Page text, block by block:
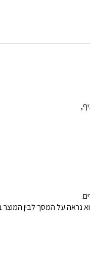
נראה על המסך לבין המוצר